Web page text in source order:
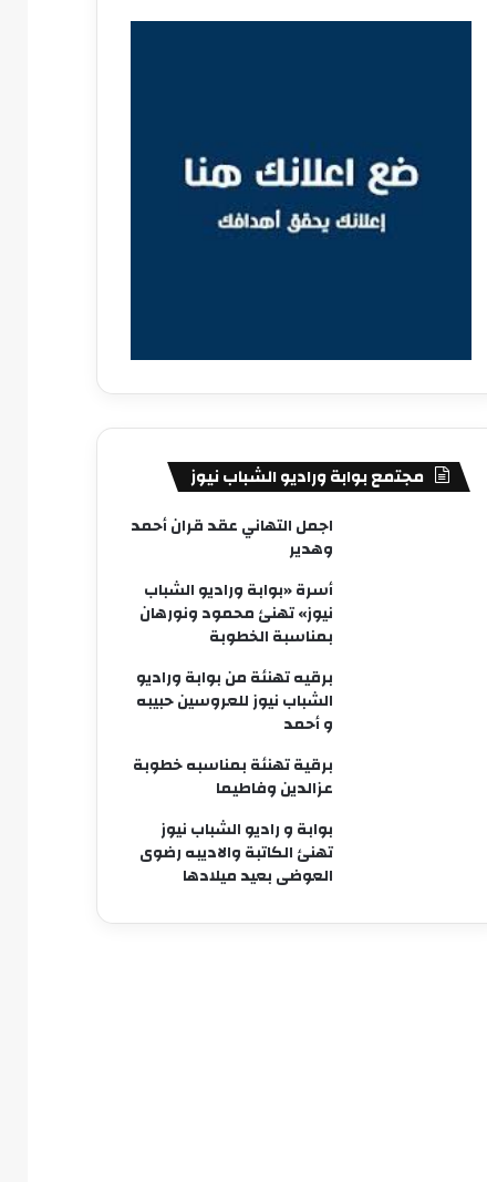
مجتمع بوابة وراديو الشباب نيوز
اجمل التهاني عقد قران أحمد
وهدير
أسرة «بوابة وراديو الشباب
نيوز» تهنئ محمود ونورهان
بمناسبة الخطوبة
برقيه تهنئة من بوابة وراديو
الشباب نيوز للعروسين حبيبه
و أحمد
برقية تهنئة بمناسبه خطوبة
عزالدين وفاطيما
بوابة و راديو الشباب نيوز
تهنئ الكاتبة والاديبه رضوى
العوضى بعيد ميلادها